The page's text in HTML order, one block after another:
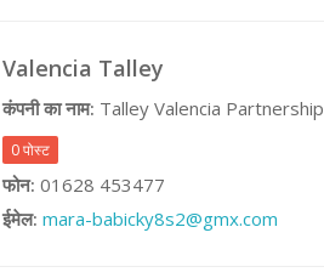
Valencia Talley
कंपनी का नाम: Talley Valencia Partnership
0 पोस्ट
फोन: 01628 453477
ईमेल: mara-babicky8s2@gmx.com